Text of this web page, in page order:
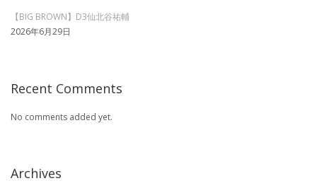
【BIG BROWN】D3仙北谷祐輔
2026年6月29日
Recent Comments
No comments added yet.
Archives